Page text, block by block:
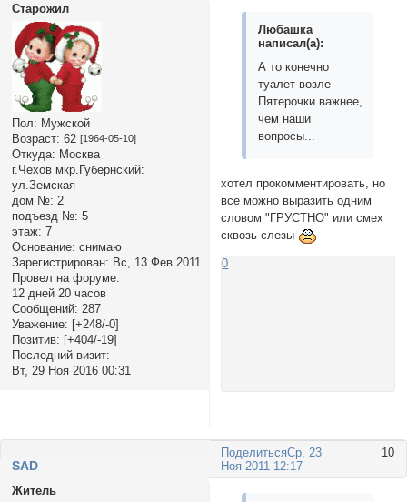
Старожил
Пол: Мужской
Возраст: 62 [1964-05-10]
Откуда: Москва
г.Чехов мкр.Губернский:
ул.Земская
дом №: 2
подъезд №: 5
этаж: 7
Основание: снимаю
Зарегистрирован: Вс, 13 Фев 2011
Провел на форуме:
12 дней 20 часов
Сообщений: 287
Уважение: [+248/-0]
Позитив: [+404/-19]
Последний визит:
Вт, 29 Ноя 2016 00:31
Любашка
написал(а):
А то конечно
туалет возле
Пятерочки важнее,
чем наши
вопросы...
хотел прокомментировать, но
все можно выразить одним
словом "ГРУСТНО" или смех
сквозь слезы
0
Поделиться 10
Ср, 23
Ноя 2011 12:17
SAD
Житель